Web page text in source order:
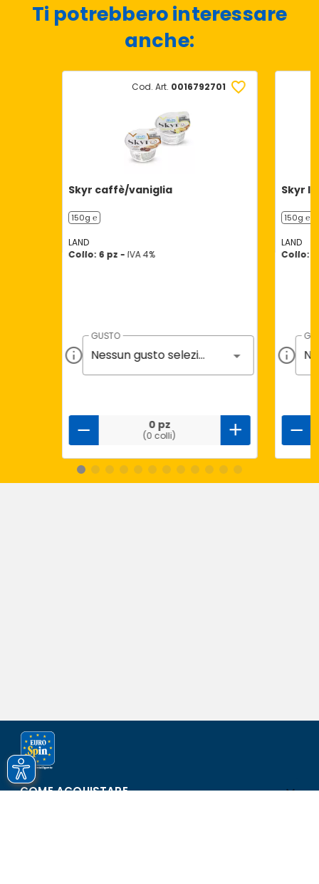
Ti potrebbero interessare
anche:
Cod. Art. 0016792701
Skyr caffè/vaniglia
150g ℮
LAND
Collo: 6 pz - IVA 4%
GUSTO
Nessun gusto selezionato
0 pz
(0 colli)
Skyr
150g ℮
LAND
Collo:
COME ACQUISTARE